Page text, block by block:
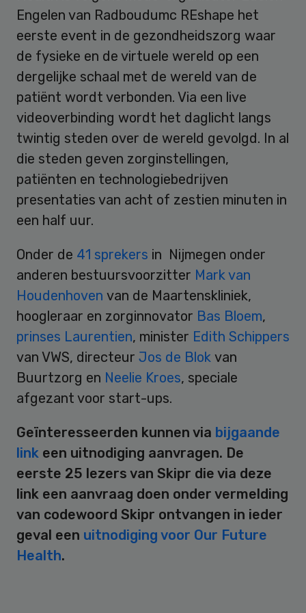
Engelen van Radboudumc REshape het
eerste event in de gezondheidszorg waar
de fysieke en de virtuele wereld op een
dergelijke schaal met de wereld van de
patiënt wordt verbonden. Via een live
videoverbinding wordt het daglicht langs
twintig steden over de wereld gevolgd. In al
die steden geven zorginstellingen,
patiënten en technologiebedrijven
presentaties van acht of zestien minuten in
een half uur.
Onder de 41 sprekers in Nijmegen onder
anderen bestuursvoorzitter Mark van
Houdenhoven van de Maartenskliniek,
hoogleraar en zorginnovator Bas Bloem,
prinses Laurentien, minister Edith Schippers
van VWS, directeur Jos de Blok van
Buurtzorg en Neelie Kroes, speciale
afgezant voor start-ups.
Geïnteresseerden kunnen via bijgaande
link een uitnodiging aanvragen. De
eerste 25 lezers van Skipr die via deze
link een aanvraag doen onder vermelding
van codewoord Skipr ontvangen in ieder
geval een uitnodiging voor Our Future
Health.